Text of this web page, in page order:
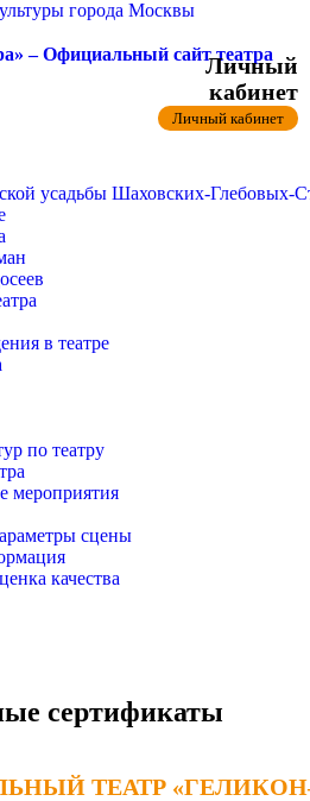
города Москвы
– Официальный сайт театра
усадьбы Шаховских-
в театре
по театру
мероприятия
сцены
качества
сертификаты
ТЕАТР
ТЕАТР
Личный
кабинет
Личный кабинет